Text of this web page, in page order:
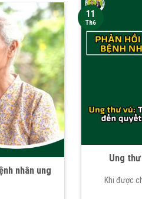
Ung
Khi được
11
Th6
nhân ung